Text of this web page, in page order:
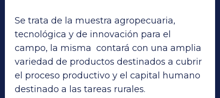
Se trata de la muestra agropecuaria,
tecnológica y de innovación para el
campo, la misma contará con una amplia
variedad de productos destinados a cubrir
el proceso productivo y el capital humano
destinado a las tareas rurales.